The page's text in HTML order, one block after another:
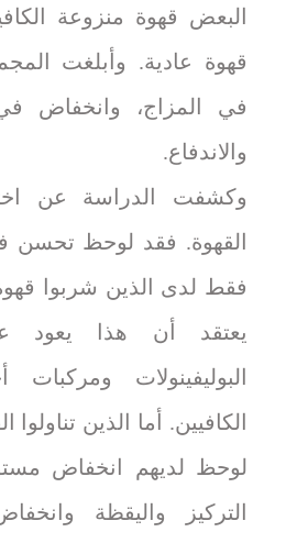
البعض قهوة منزوعة
قهوة عادية. وأبلغت
في المزاج، وانخفاض في
والاندفاع.
وكشفت الدراسة عن
القهوة. فقد لوحظ تحسن
فقط لدى الذين شربوا
يعتقد أن هذا يعود
البوليفينولات
الكافيين. أما الذين تناولوا
لوحظ لديهم انخفاض
التركيز واليقظة